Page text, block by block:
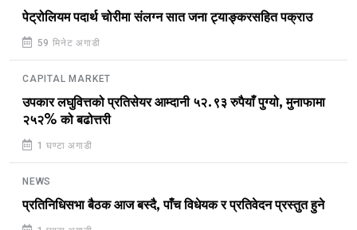
पेट्रोलियम पदार्थ चोरीमा संलग्न सात जना ट्याङ्करसहित पक्राउ
59 मिनेट अगाडी
CAPITAL MARKET
उपकार लघुवित्तको प्रतिसेयर आम्दानी ५२.९३ रुपैयाँ पुग्यो, मुनाफामा
२५२% को बढोत्तरी
1 घण्टा अगाडी
NEWS
प्रतिनिधिसभा बैठक आज बस्दै, पाँच विधेयक र प्रतिवेदन प्रस्तुत हुने